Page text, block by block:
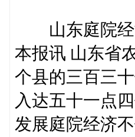
山东庭院经
本报讯 山东省
个县的三百三
入达五十一点四
发展庭院经济